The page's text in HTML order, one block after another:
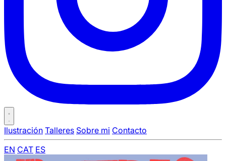
Ilustración Talleres Sobre mi Contacto
EN CAT ES